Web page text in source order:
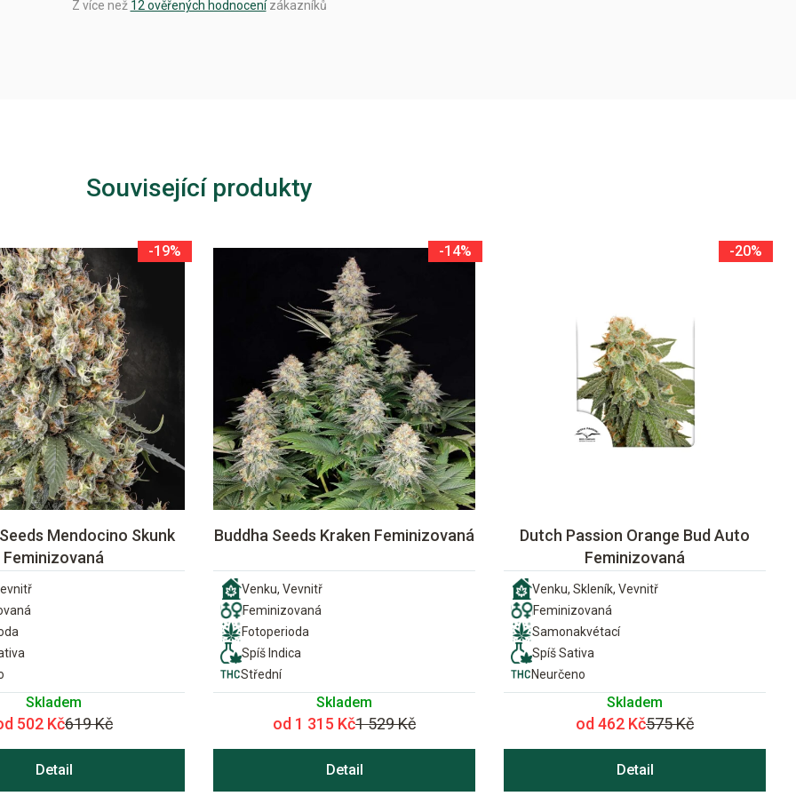
Z více než 12 ověřených hodnocenízákazníků
Související produkty
-19%
Mendocino Skunk
Feminizovaná
Skladem
502 Kč619 Kč
Detail
-14%
Buddha Seeds Kraken Feminizovaná
Venku, Vevnitř
Feminizovaná
Fotoperioda
Spíš Indica
Střední
Skladem
od 1 315 Kč1 529 Kč
Detail
-20%
Dutch Passion Orange Bud Auto
Feminizovaná
Venku, Skleník, Vevnitř
Feminizovaná
Samonakvétací
Spíš Sativa
Neurčeno
Skladem
od 462 Kč575 Kč
Detail